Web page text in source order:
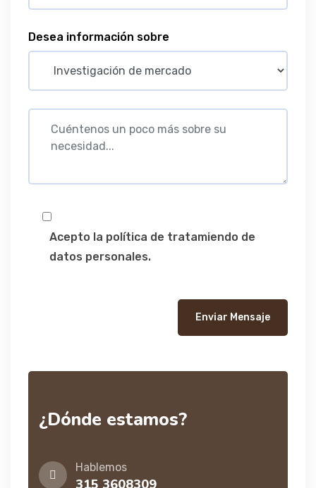
Desea información sobre
Acepto la política de tratamiendo de
datos personales.
Enviar Mensaje
¿Dónde estamos?
Hablemos
315 3608309